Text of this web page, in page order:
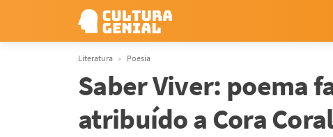
Literatura Poesia
Saber Viver: poema
atribuído a Cora